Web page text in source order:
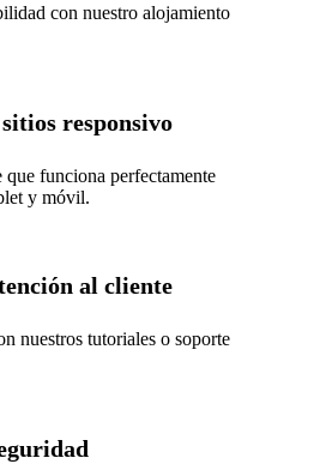
con nuestro alojamiento
responsivo
funciona perfectamente
y móvil.
al cliente
nuestros tutoriales o soporte